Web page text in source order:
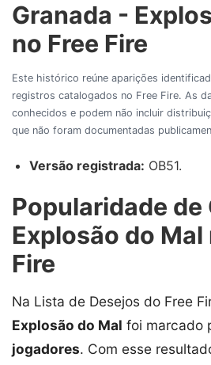
Granada -
no Free Fire
Este histórico reúne aparições
registros catalogados no Free Fire. As
conhecidos e podem não incluir
que não foram documentadas
Versão registrada: OB51.
Popularidade de
Explosão do Mal
Fire
Na Lista de Desejos do Free
Explosão do Mal foi marcado
jogadores. Com esse